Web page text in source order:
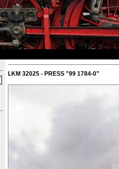
LKM 32025 - PRESS "99 1784-0"